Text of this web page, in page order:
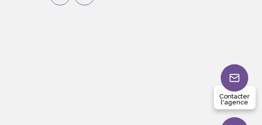
Contacter
l'agence